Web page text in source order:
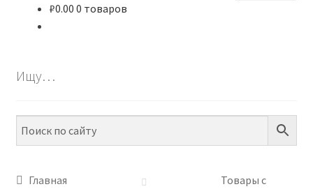
ПО НАВЫКАМ
₽0.00 0 товаров
Ищу…
Главная
Товары с